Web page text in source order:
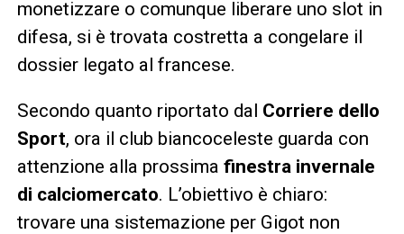
monetizzare o comunque liberare uno slot in
difesa, si è trovata costretta a congelare il
dossier legato al francese.
Secondo quanto riportato dal Corriere dello
Sport, ora il club biancoceleste guarda con
attenzione alla prossima finestra invernale
di calciomercato. L’obiettivo è chiaro:
trovare una sistemazione per Gigot non